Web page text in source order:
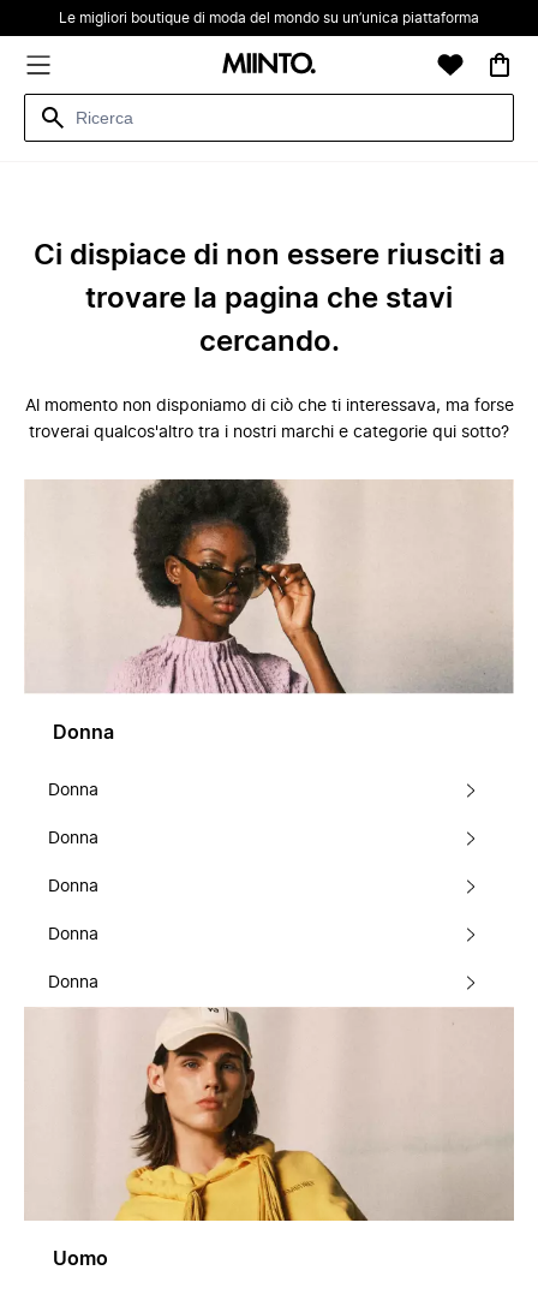
Le migliori boutique di moda del mondo su un’unica piattaforma
Ci dispiace di non essere riusciti a
trovare la pagina che stavi
cercando.
Al momento non disponiamo di ciò che ti interessava, ma forse
troverai qualcos'altro tra i nostri marchi e categorie qui sotto?
Donna
Donna
Donna
Donna
Donna
Donna
Uomo